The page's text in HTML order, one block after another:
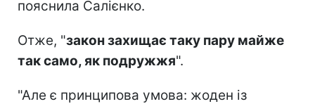
пояснила Салієнко.
Отже, "закон захищає таку пару майже
так само, як подружжя".
"Але є принципова умова: жоден із